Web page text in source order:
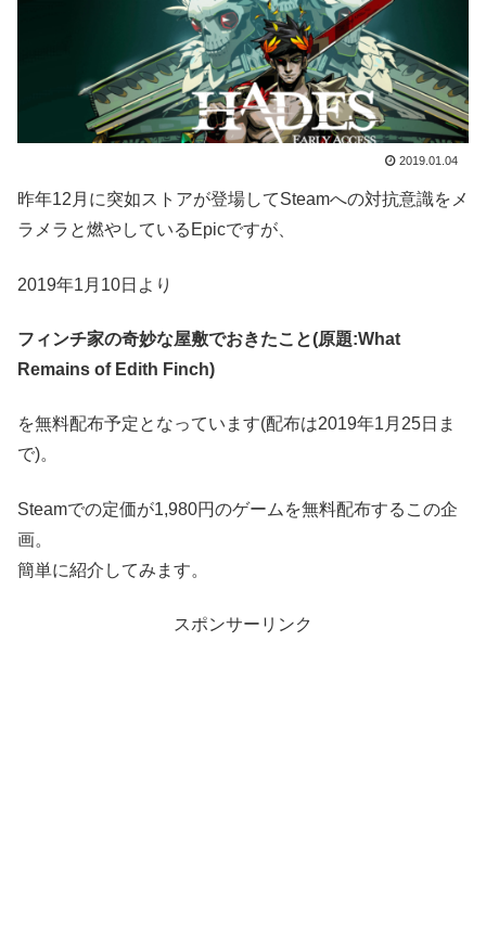
2019.01.04
昨年12月に突如ストアが登場してSteamへの対抗意識をメ
ラメラと燃やしているEpicですが、
2019年1月10日より
フィンチ家の奇妙な屋敷でおきたこと(原題:What
Remains of Edith Finch)
を無料配布予定となっています(配布は2019年1月25日ま
で)。
Steamでの定価が1,980円のゲームを無料配布するこの企
画。
簡単に紹介してみます。
スポンサーリンク